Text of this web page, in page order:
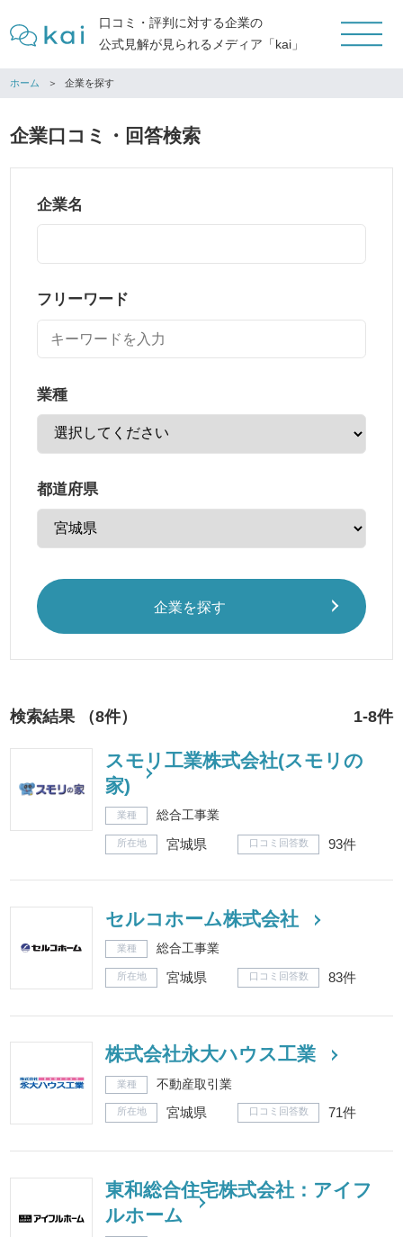
口コミ・評判に対する企業の
公式見解が見られるメディア「kai」
ホーム 企業を探す
企業口コミ・回答検索
企業名
フリーワード
業種
都道府県
企業を探す
検索結果 （8件） 1-8件
スモリ工業株式会社(スモリの
家)
業種 総合工事業
所在地 宮城県 口コミ回答数 93件
セルコホーム株式会社
業種 総合工事業
所在地 宮城県 口コミ回答数 83件
株式会社永大ハウス工業
業種 不動産取引業
所在地 宮城県 口コミ回答数 71件
東和総合住宅株式会社：アイフ
ルホーム